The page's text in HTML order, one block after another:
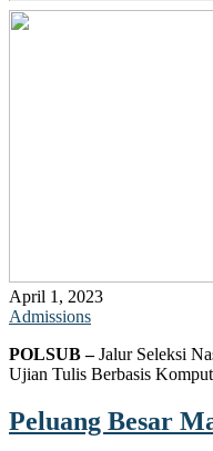
April 1, 2023
Admissions
POLSUB –Jalur Seleksi
Ujian Tulis Berbasis
Peluang Besar